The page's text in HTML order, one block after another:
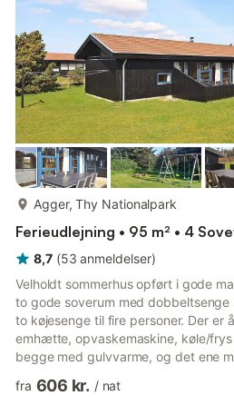
køleskab, opvaskemaskine,
Agger, Thy Nationalpark
Ferieudlejning • 95 m² • 4
8,7 (53 anmeldelser)
Velholdt sommerhus opført i gode
to gode soverum med
to køjesenge til fire personer. Der er
emhætte, opvaskemaskine, køle/
begge med gulvvarme, og det ene
kanaler. Huset ligger på stor
fra 606 kr. / nat